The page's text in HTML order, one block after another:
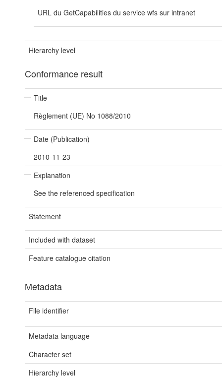
URL du GetCapabilities du service wfs sur intranet
Hierarchy level
Conformance result
Title
Règlement (UE) No 1088/2010
Date (Publication)
2010-11-23
Explanation
See the referenced specification
Statement
Included with dataset
Feature catalogue citation
Metadata
File identifier
Metadata language
Character set
Hierarchy level